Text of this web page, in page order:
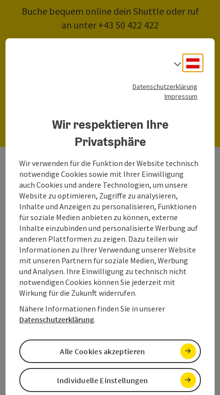
Buche bequem online dein Shuttle oder ruf
an unter +43 50 422 422
Salzkammergut Shuttle-
Service Online-Buchung
Route 710
Bad Goisern
Route 720
Gosau
Datenschutzerklärung
Impressum
Wir respektieren Ihre
Privatsphäre
Wir verwenden für die Funktion der Website technisch
notwendige Cookies sowie mit Ihrer Einwilligung
auch Cookies und andere Technologien, um unsere
Website zu optimieren, Zugriffe zu analysieren,
Inhalte und Anzeigen zu personalisieren, Funktionen
für soziale Medien anbieten zu können, externe
Inhalte einzubinden und personalisierte Werbung auf
anderen Plattformen zu zeigen. Dazu teilen wir
Informationen zu Ihrer Verwendung unserer Website
mit unseren Partnern für soziale Medien, Werbung
und Analysen. Ihre Einwilligung zu technisch nicht
notwendigen Cookies können Sie jederzeit mit
Wirkung für die Zukunft widerrufen.
Nähere Informationen finden Sie in unserer
Datenschutzerklärung.
Individuelle Einstellungen
Alle Cookies akzeptieren